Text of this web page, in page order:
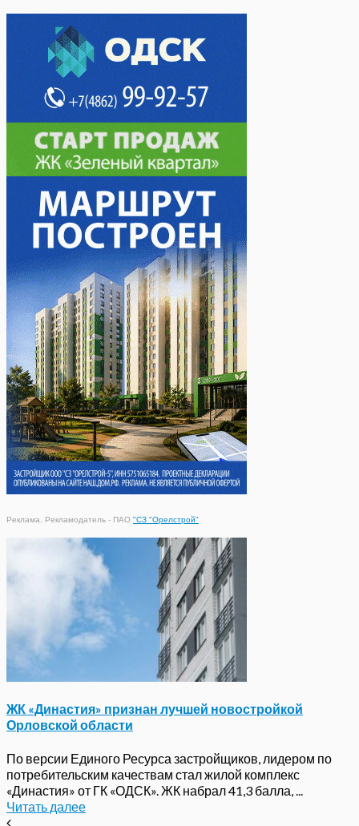
Реклама. Рекламодатель - ПАО "СЗ "Орелстрой"
ЖК «Династия» признан лучшей новостройкой
Орловской области
По версии Единого Ресурса застройщиков, лидером по
потребительским качествам стал жилой комплекс
«Династия» от ГК «ОДСК». ЖК набрал 41,3 балла, ...
Читать далее